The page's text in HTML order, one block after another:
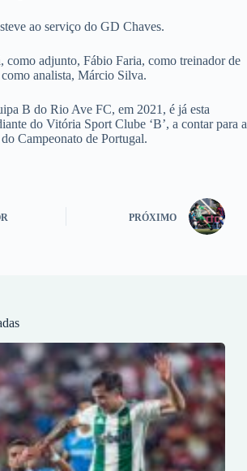
ao serviço do GD Chaves.
como adjunto, Fábio Faria, como treinador de
analista, Márcio Silva.
B do Rio Ave FC, em 2021, é já esta
do Vitória Sport Clube ‘B’, a contar para a
Campeonato de Portugal.
PRÓXIMO